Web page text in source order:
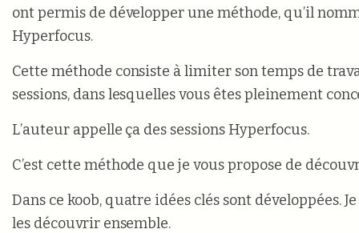
ont permis de développer une méthode, qu’il
Hyperfocus.
Cette méthode consiste à limiter son temps de
sessions, dans lesquelles vous êtes pleinement
L’auteur appelle ça des sessions Hyperfocus.
C’est cette méthode que je vous propose de
Dans ce koob, quatre idées clés sont développées.
les découvrir ensemble.